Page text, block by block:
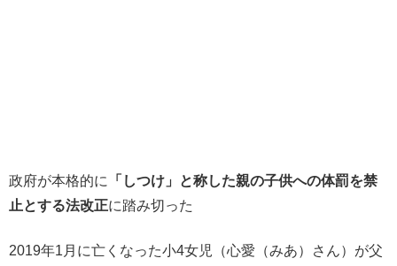
政府が本格的に
「しつけ」と称した親の子供への体罰を禁
止とする法改正に踏み切った
2019年1月に亡くなった小4女児（心愛（みあ）さん）が父